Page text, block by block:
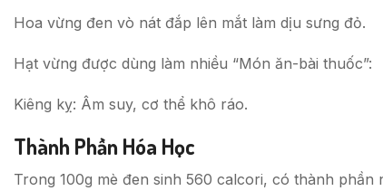
Hoa vừng đen vò nát đắp lên mắt làm dịu sưng đỏ.
Hạt vừng được dùng làm nhiều “Món ăn-bài thuốc”:
Kiêng kỵ: Âm suy, cơ thể khô ráo.
Thành Phần Hóa Học
Trong 100g mè đen sinh 560 calcori, có thành phần